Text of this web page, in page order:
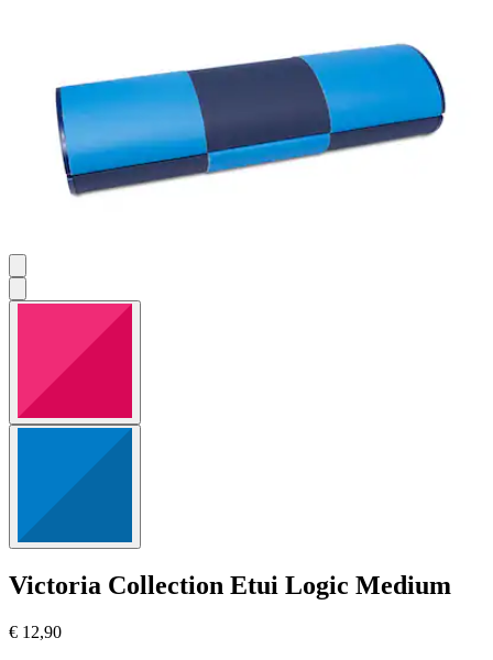
Victoria Collection Etui Logic Medium
€ 12,90